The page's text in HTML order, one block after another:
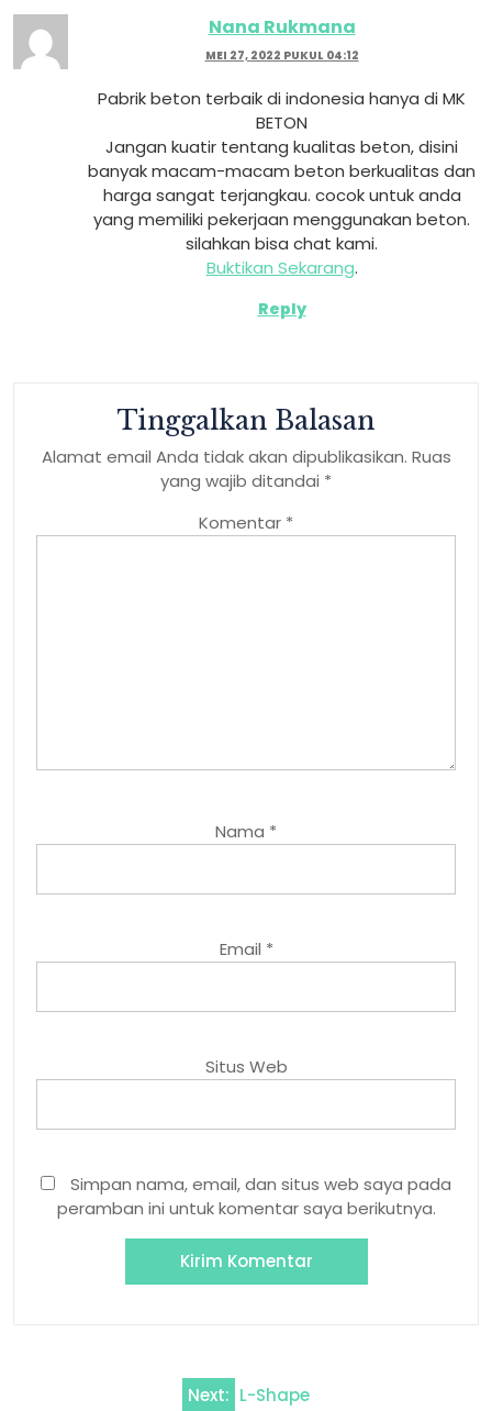
Nana Rukmana
MEI 27, 2022 PUKUL 04:12
Pabrik beton terbaik di indonesia hanya di MK
BETON
Jangan kuatir tentang kualitas beton, disini
banyak macam-macam beton berkualitas dan
harga sangat terjangkau. cocok untuk anda
yang memiliki pekerjaan menggunakan beton.
silahkan bisa chat kami.
Buktikan Sekarang.
Reply
Tinggalkan Balasan
Alamat email Anda tidak akan dipublikasikan. Ruas
yang wajib ditandai *
Komentar *
Nama *
Email *
Situs Web
Simpan nama, email, dan situs web saya pada
peramban ini untuk komentar saya berikutnya.
Next: L-Shape